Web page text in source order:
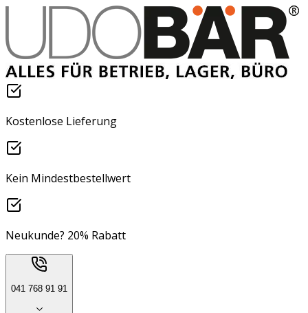
Kostenlose Lieferung
Kein Mindestbestellwert
Neukunde? 20% Rabatt
041 768 91 91